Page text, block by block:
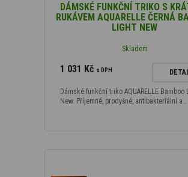
DÁMSKÉ FUNKČNÍ TRIKO S
RUKÁVEM AQUARELLE ČERNÁ
LIGHT NEW
Skladem
1 031 Kč s DPH
Dámské funkční triko AQUARELLE Bamboo
New. Příjemné, prodyšné, antibakteriální a…